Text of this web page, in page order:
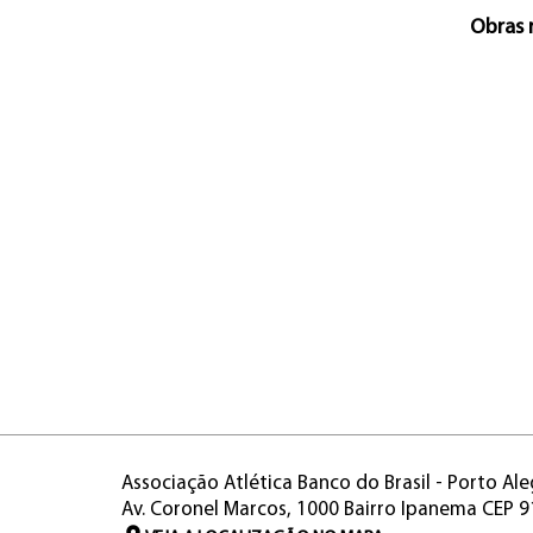
Obras
Associação Atlética Banco do Brasil - Porto
Av. Coronel Marcos, 1000 Bairro Ipanema CEP